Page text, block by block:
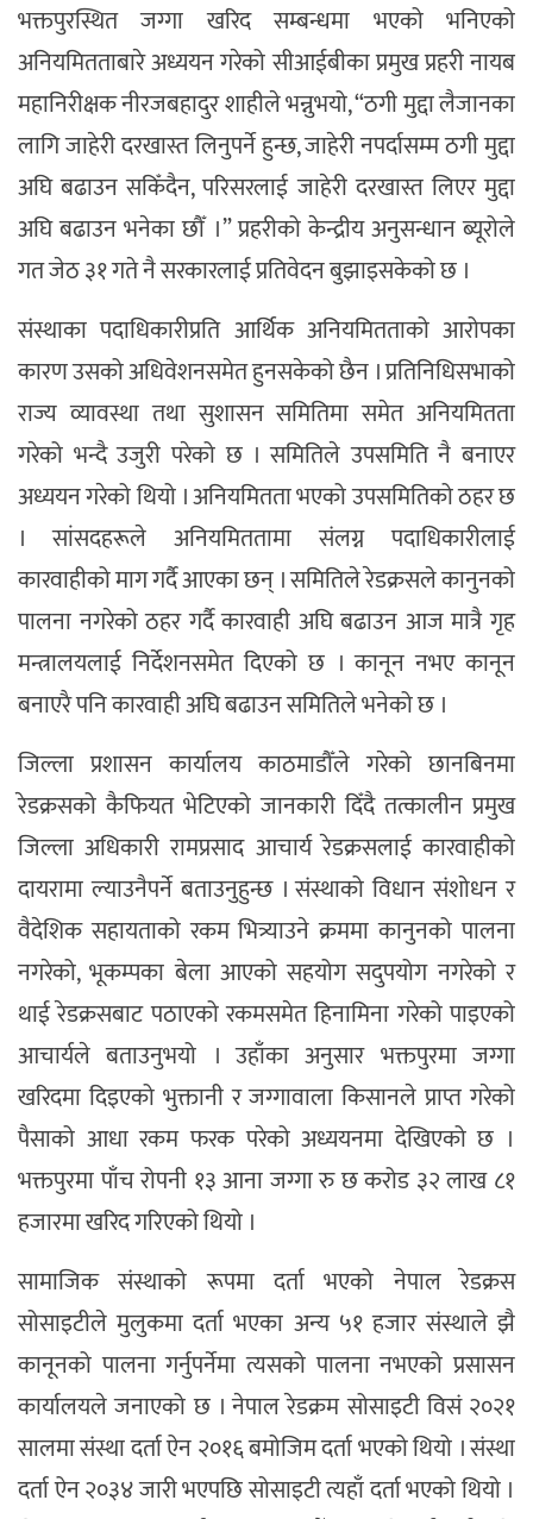
भक्तपुरस्थित जग्गा खरिद सम्बन्धमा भएको भनिएको
अनियमितताबारे अध्ययन गरेको सीआईबीका प्रमुख प्रहरी नायब
महानिरीक्षक नीरजबहादुर शाहीले भन्नुभयो, “ठगी मुद्दा लैजानका
लागि जाहेरी दरखास्त लिनुपर्ने हुन्छ, जाहेरी नपर्दासम्म ठगी मुद्दा
अघि बढाउन सकिँदैन, परिसरलाई जाहेरी दरखास्त लिएर मुद्दा
अघि बढाउन भनेका छौँ ।” प्रहरीको केन्द्रीय अनुसन्धान ब्यूरोले
गत जेठ ३१ गते नै सरकारलाई प्रतिवेदन बुझाइसकेको छ ।
संस्थाका पदाधिकारीप्रति आर्थिक अनियमितताको आरोपका
कारण उसको अधिवेशनसमेत हुनसकेको छैन । प्रतिनिधिसभाको
राज्य व्यावस्था तथा सुशासन समितिमा समेत अनियमितता
गरेको भन्दै उजुरी परेको छ । समितिले उपसमिति नै बनाएर
अध्ययन गरेको थियो । अनियमितता भएको उपसमितिको ठहर छ
। सांसदहरूले अनियमिततामा संलग्न पदाधिकारीलाई
कारवाहीको माग गर्दै आएका छन् । समितिले रेडक्रसले कानुनको
पालना नगरेको ठहर गर्दै कारवाही अघि बढाउन आज मात्रै गृह
मन्त्रालयलाई निर्देशनसमेत दिएको छ । कानून नभए कानून
बनाएरै पनि कारवाही अघि बढाउन समितिले भनेको छ ।
जिल्ला प्रशासन कार्यालय काठमाडौँले गरेको छानबिनमा
रेडक्रसको कैफियत भेटिएको जानकारी दिँदै तत्कालीन प्रमुख
जिल्ला अधिकारी रामप्रसाद आचार्य रेडक्रसलाई कारवाहीको
दायरामा ल्याउनैपर्ने बताउनुहुन्छ । संस्थाको विधान संशोधन र
वैदेशिक सहायताको रकम भित्र्याउने क्रममा कानुनको पालना
नगरेको, भूकम्पका बेला आएको सहयोग सदुपयोग नगरेको र
थाई रेडक्रसबाट पठाएको रकमसमेत हिनामिना गरेको पाइएको
आचार्यले बताउनुभयो । उहाँका अनुसार भक्तपुरमा जग्गा
खरिदमा दिइएको भुक्तानी र जग्गावाला किसानले प्राप्त गरेको
पैसाको आधा रकम फरक परेको अध्ययनमा देखिएको छ ।
भक्तपुरमा पाँच रोपनी १३ आना जग्गा रु छ करोड ३२ लाख ८१
हजारमा खरिद गरिएको थियो ।
सामाजिक संस्थाको रूपमा दर्ता भएको नेपाल रेडक्रस
सोसाइटीले मुलुकमा दर्ता भएका अन्य ५१ हजार संस्थाले झै
कानूनको पालना गर्नुपर्नेमा त्यसको पालना नभएको प्रसासन
कार्यालयले जनाएको छ । नेपाल रेडक्रम सोसाइटी विसं २०२१
सालमा संस्था दर्ता ऐन २०१६ बमोजिम दर्ता भएको थियो । संस्था
दर्ता ऐन २०३४ जारी भएपछि सोसाइटी त्यहाँ दर्ता भएको थियो ।